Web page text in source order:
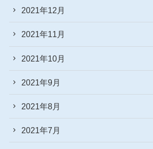
2021年12月
2021年11月
2021年10月
2021年9月
2021年8月
2021年7月